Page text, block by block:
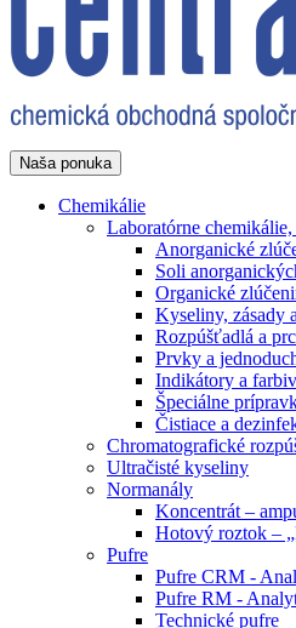
Naša ponuka
Chemikálie
Laboratórne chemikálie,
Anorganické
Soli
Organické
Kyseliny, zásady
Rozpúšťadlá a
Prvky a
Indikátory a
Špeciálne
Čistiace a
Chromatografické
Ultračisté kyseliny
Normanály
Koncentrát –
Hotový roztok –
Pufre
Pufre CRM -
Pufre RM -
Technické pufre